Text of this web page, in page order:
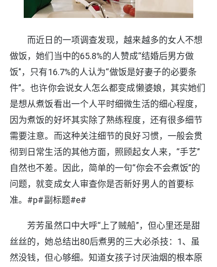
而近日的一项调查发现，越来越多的女人不想
做饭，她们当中的65.8%的人赞成“结婚后男方做
饭"，只有16.7%的人认为“做饭是好妻子的必要条
件”。也许你会说女人怎么都变成懒婆娘，其实她们
是想从煮饭看出一个人平时细微生活的细心程度，
因为煮饭的好坏其实除了熟练程度，还有很多细节
需要注意。而这种关注细节的良好习惯，一般会贯
彻到日常生活的其他方面，照顾起女人来，“手艺”
自然也不差。因此，简单的一句“你会不会煮饭”的
问题，就变成女人审查你是否新好男人的首要标
准。#p#副标题#e#
芳芳虽然口中大呼“上了贼船”，但心里还是甜
丝丝的，她总结出80后煮男的三大必杀技：1、虽
然没钱，但心够细。知道女孩子讨厌油烟的根本原